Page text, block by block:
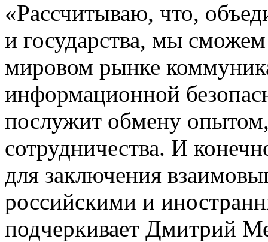
«Рассчитываю, что,
и государства, мы
мировом рынке
информационной
послужит обмену
сотрудничества. И
для заключения
российскими и
подчеркивает Дмитрий